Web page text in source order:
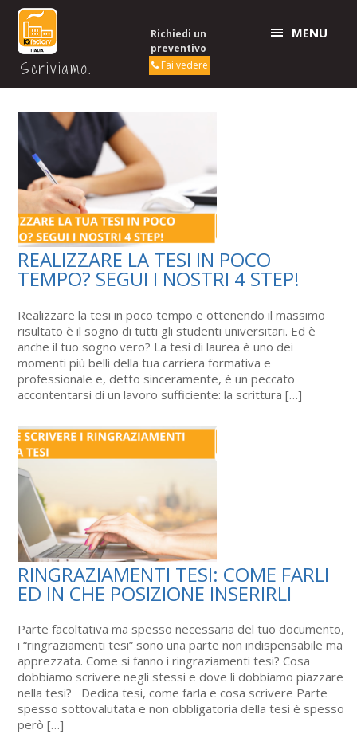
Scriviamo.
MENU
Richiedi un
preventivo
Fai vedere
REALIZZARE LA TESI IN POCO
TEMPO? SEGUI I NOSTRI 4 STEP!
Realizzare la tesi in poco tempo e ottenendo il massimo
risultato è il sogno di tutti gli studenti universitari. Ed è
anche il tuo sogno vero? La tesi di laurea è uno dei
momenti più belli della tua carriera formativa e
professionale e, detto sinceramente, è un peccato
accontentarsi di un lavoro sufficiente: la scrittura […]
RINGRAZIAMENTI TESI: COME FARLI
ED IN CHE POSIZIONE INSERIRLI
Parte facoltativa ma spesso necessaria del tuo documento,
i “ringraziamenti tesi” sono una parte non indispensabile ma
apprezzata. Come si fanno i ringraziamenti tesi? Cosa
dobbiamo scrivere negli stessi e dove li dobbiamo piazzare
nella tesi? Dedica tesi, come farla e cosa scrivere Parte
spesso sottovalutata e non obbligatoria della tesi è spesso
però […]